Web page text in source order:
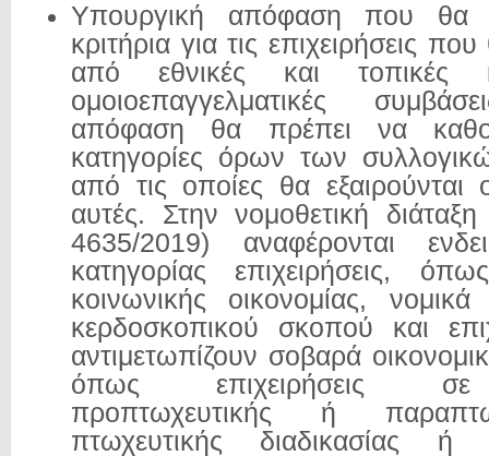
Υπουργική απόφαση που θα
κριτήρια για τις επιχειρήσεις
από εθνικές και τοπικές
ομοιοεπαγγελματικές
απόφαση θα πρέπει να
κατηγορίες όρων των
από τις οποίες θα εξαιρούνται
αυτές. Στην νομοθετική
4635/2019) αναφέρονται
κατηγορίας επιχειρήσεις,
κοινωνικής οικονομίας,
κερδοσκοπικού σκοπού και
αντιμετωπίζουν σοβαρά
όπως επιχειρήσεις
προπτωχευτικής ή
πτωχευτικής διαδικασίας ή